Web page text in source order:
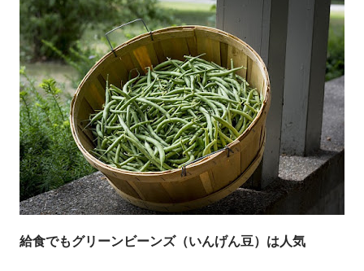
給食でもグリーンビーンズ（いんげん豆）は人気